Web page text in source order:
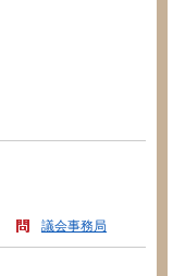
議会事務局